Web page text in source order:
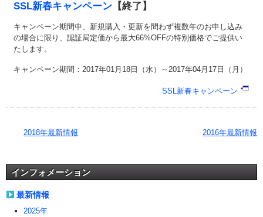
SSL新春キャンペーン 【終了】
キャンペーン期間中、新規購入・更新を問わず複数年のお申し込み
の場合に限り、認証局定価から最大66%OFFの特別価格でご提供い
たします。
キャンペーン期間：2017年01月18日（水）～2017年04月17日（月）
SSL新春キャンペーン
2018年最新情報 2016年最新情報
インフォメーション
最新情報
2025年